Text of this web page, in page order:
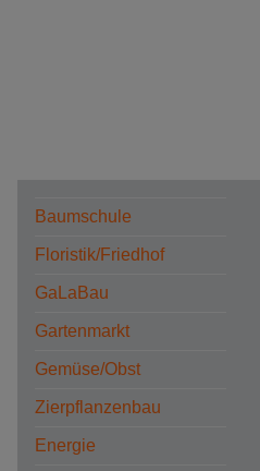
Baumschule
Floristik/Friedhof
GaLaBau
Gartenmarkt
Gemüse/Obst
Zierpflanzenbau
Energie